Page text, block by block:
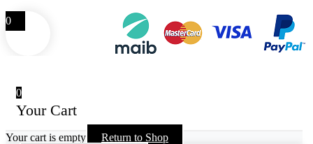
0
0
Your Cart
Your cart is empty Return to Shop